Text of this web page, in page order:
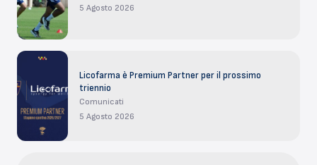
5 Agosto 2026
Licofarma è Premium Partner per il prossimo
triennio
Comunicati
5 Agosto 2026